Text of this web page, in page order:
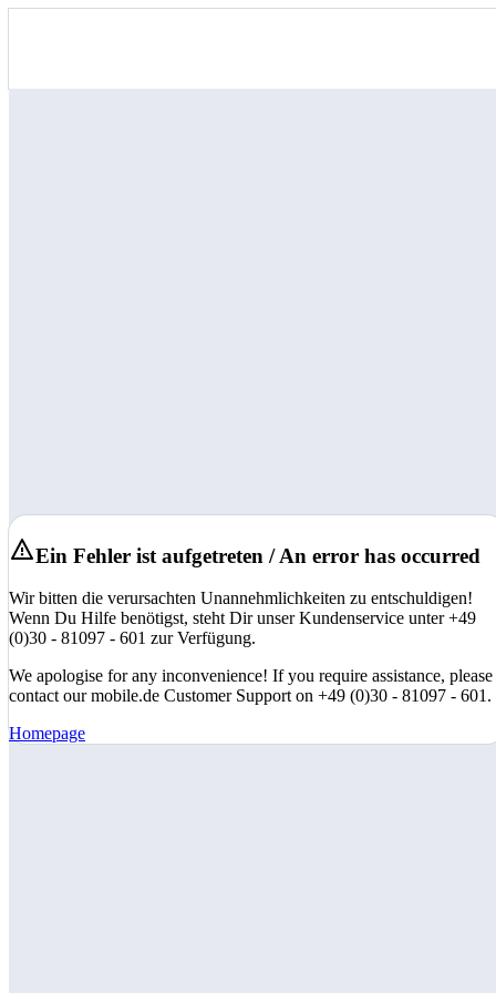
Ein Fehler ist aufgetreten / An error has occurred
Wir bitten die verursachten Unannehmlichkeiten zu entschuldigen!
Wenn Du Hilfe benötigst, steht Dir unser Kundenservice unter +49
(0)30 - 81097 - 601 zur Verfügung.
We apologise for any inconvenience! If you require assistance, please
contact our mobile.de Customer Support on +49 (0)30 - 81097 - 601.
Homepage